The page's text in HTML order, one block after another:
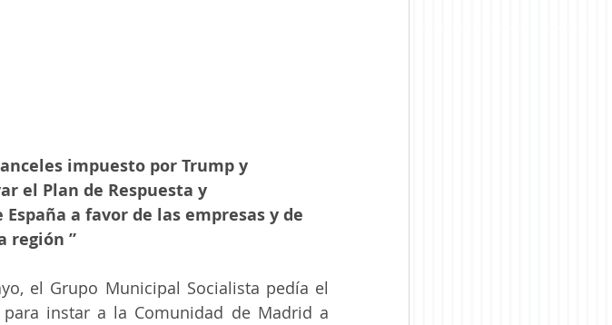
impuesto por Trump y
el Plan de Respuesta y
a favor de las empresas y de
región ”
el Grupo Municipal Socialista pedía el
instar a la Comunidad de Madrid a